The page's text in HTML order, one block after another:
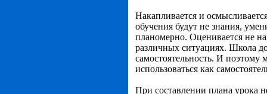
Накапливается и
обучения будут не знания,
планомерно. Оценивается не
различных ситуациях. Школа
самостоятельность. И
использоваться как
При составлении плана урока